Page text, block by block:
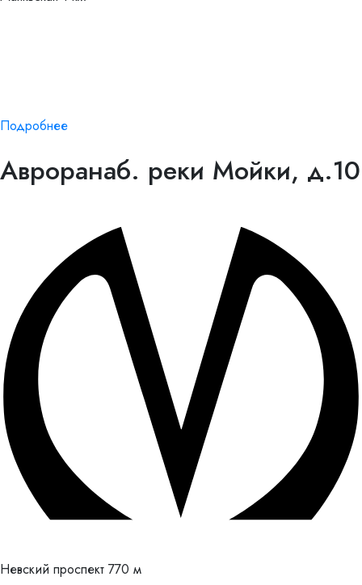
Подробнее
Авроранаб. реки Мойки, д.10
Невский проспект 770 м